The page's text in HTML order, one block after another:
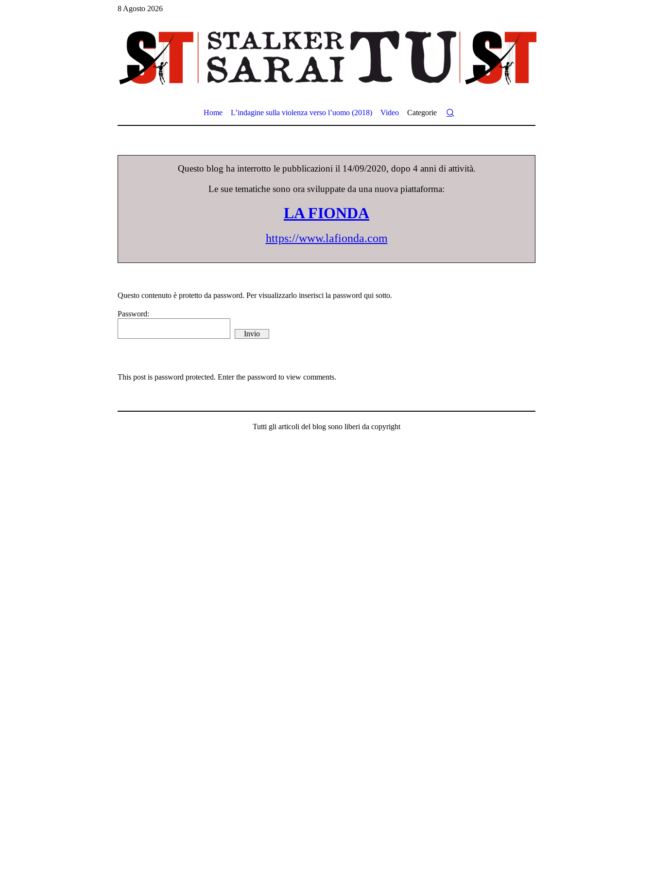
8 Agosto 2026
Home L’indagine sulla violenza verso l’uomo (2018) Video Categorie
Questo blog ha interrotto le pubblicazioni il 14/09/2020, dopo 4 anni di attività.
Le sue tematiche sono ora sviluppate da una nuova piattaforma:
LA FIONDA
https://www.lafionda.com
Questo contenuto è protetto da password. Per visualizzarlo inserisci la password qui sotto.
Password:
This post is password protected. Enter the password to view comments.
Tutti gli articoli del blog sono liberi da copyright